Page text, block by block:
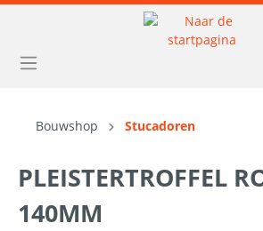
Bouwshop Stucadoren
PLEISTERTROFFEL
140MM